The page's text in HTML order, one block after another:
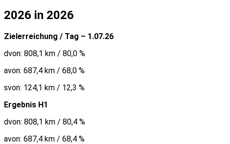
2026 in 2026
Zielerreichung / Tag – 1.07.26
dvon: 808,1 km / 80,0 %
avon: 687,4 km / 68,0 %
svon: 124,1 km / 12,3 %
Ergebnis H1
dvon: 808,1 km / 80,4 %
avon: 687,4 km / 68,4 %